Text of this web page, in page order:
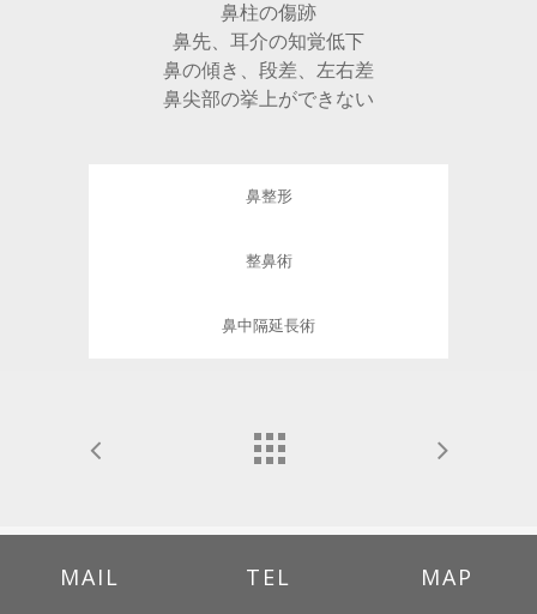
鼻柱の傷跡
鼻先、耳介の知覚低下
鼻の傾き、段差、左右差
鼻尖部の挙上ができない
鼻整形
整鼻術
鼻中隔延長術
MAIL TEL MAP